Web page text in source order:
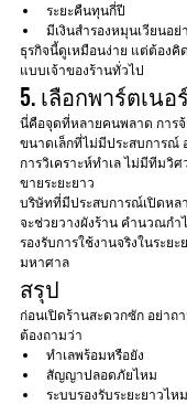
ระยะคืนทุนกี่ปี
มีเงินสำรองหมุนเวียนอย่
ธุรกิจนี้ดูเหมือนง่าย แต่ต้อง
แบบเจ้าของร้านทั่วไป
5. เลือกพาร์ตเน
นี่คือจุดที่หลายคนพลาด การ
ขนาดเล็กที่ไม่มีประสบการณ์
การวิเคราะห์ทำเล ไม่มีทีมวิ
ขายระยะยาว
บริษัทที่มีประสบการณ์เปิดหล
จะช่วยวางผังร้าน คำนวณกำ
รองรับการใช้งานจริงในระย
มหาศาล
สรุป
ก่อนเปิดร้านสะดวกซัก อย่าถ
ต้องถามว่า
ทำเลพร้อมหรือยัง
สัญญาปลอดภัยไหม
ระบบรองรับระยะยาวไหม